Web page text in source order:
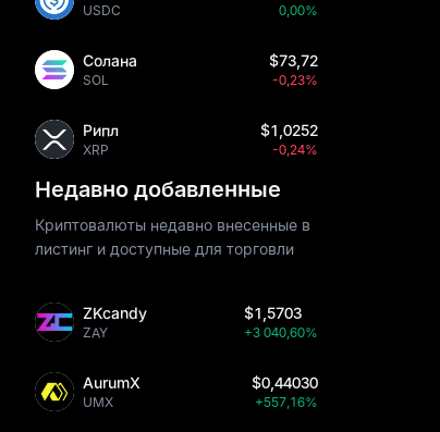
USDC 0,00%
Солана
SOL
$73,72
-0,23%
Рипл
XRP
$1,0252
-0,24%
Недавно добавленные
Криптовалюты недавно внесенные в
листинг и доступные для торговли
ZKcandy
ZAY
$1,5703
+3 040,60%
AurumX
UMX
$0,44030
+557,16%